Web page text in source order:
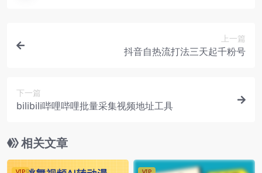
上一篇
抖音自热流打法三天起千粉号
下一篇
bilibili哔哩哔哩批量采集视频地址工具
相关文章